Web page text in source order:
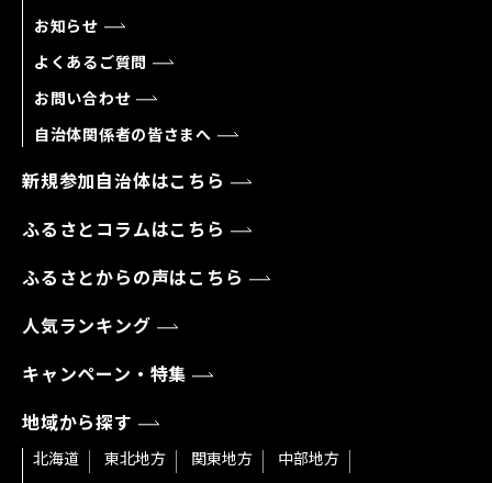
お知らせ
よくあるご質問
お問い合わせ
自治体関係者の皆さまへ
新規参加自治体はこちら
ふるさとコラムはこちら
ふるさとからの声はこちら
人気ランキング
キャンペーン・特集
地域から探す
北海道 東北地方 関東地方
中部地方